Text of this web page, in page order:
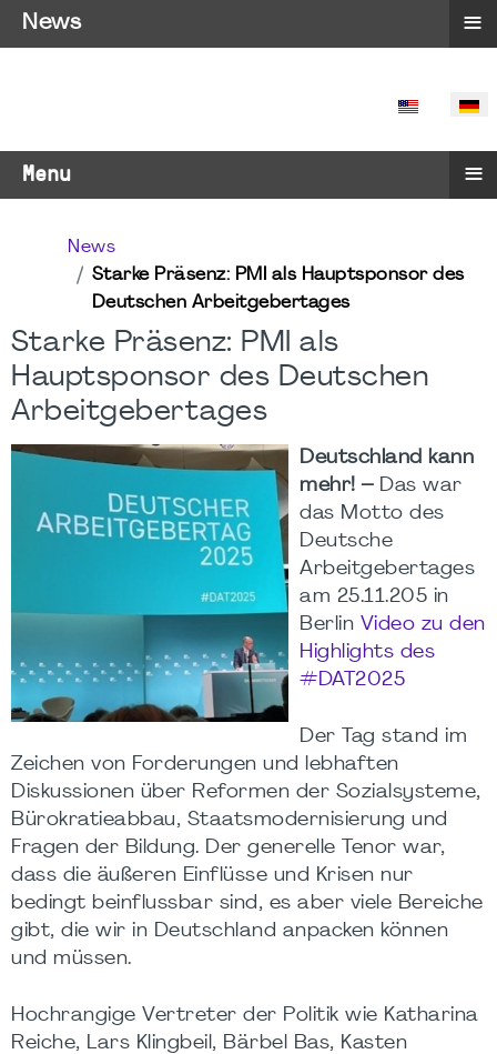
SPRACHE
Menu ≡
News
Starke Präsenz: PMI als Hauptsponsor des
Deutschen Arbeitgebertages
Starke Präsenz: PMI als
Hauptsponsor des Deutschen
Arbeitgebertages
Deutschland kann
mehr! – Das war
das Motto des
Deutsche
Arbeitgebertages
am 25.11.205 in
Berlin Video zu den
Highlights des
#DAT2025
Der Tag stand im
Zeichen von Forderungen und lebhaften
Diskussionen über Reformen der Sozialsysteme,
Bürokratieabbau, Staatsmodernisierung und
Fragen der Bildung. Der generelle Tenor war,
dass die äußeren Einflüsse und Krisen nur
bedingt beinflussbar sind, es aber viele Bereiche
gibt, die wir in Deutschland anpacken können
und müssen.
Hochrangige Vertreter der Politik wie Katharina
Reiche, Lars Klingbeil, Bärbel Bas, Kasten
News ≡